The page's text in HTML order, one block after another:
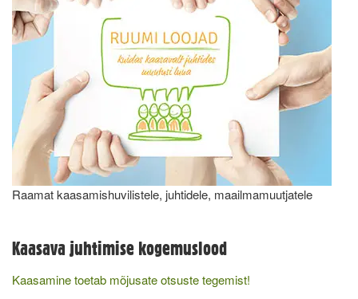
Raamat kaasamishuvilistele, juhtidele, maailmamuutjatele
Kaasava juhtimise kogemuslood
Kaasamine toetab mõjusate otsuste tegemist!